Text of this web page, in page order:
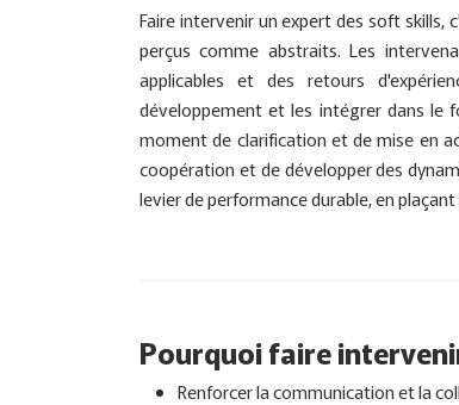
Faire intervenir un expert des soft
perçus comme abstraits. Les
applicables et des retours
développement et les intégrer dans le
moment de clarification et de mise en
coopération et de développer des
levier de performance durable, en
Pourquoi faire
Renforcer la communication et la